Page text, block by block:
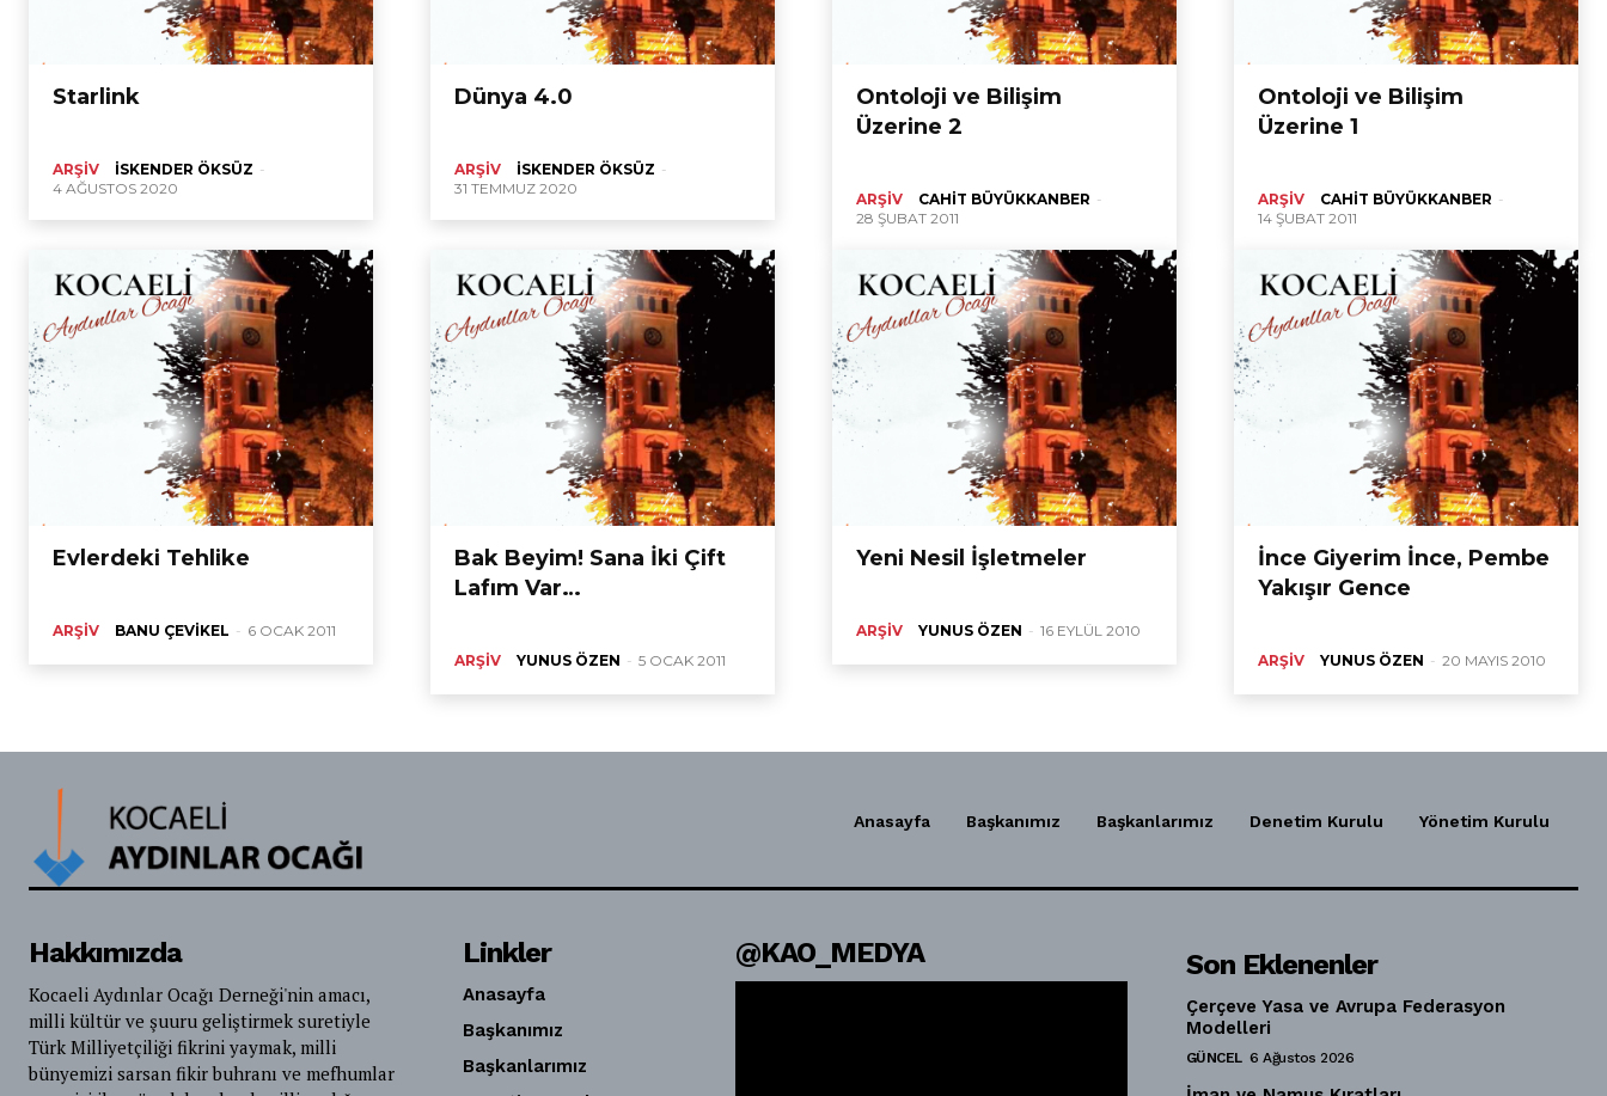
Starlink
ARŞIV İSKENDER ÖKSÜZ -
4 AĞUSTOS 2020
Dünya 4.0
ARŞIV İSKENDER ÖKSÜZ -
31 TEMMUZ 2020
Ontoloji ve Bilişim
Üzerine 2
ARŞIV CAHIT BÜYÜKKANBER -
28 ŞUBAT 2011
Ontoloji ve Bilişim
Üzerine 1
ARŞIV CAHIT BÜYÜKKANBER -
14 ŞUBAT 2011
Evlerdeki Tehlike
ARŞIV BANU ÇEVIKEL - 6 OCAK 2011
Bak Beyim! Sana İki Çift
Lafım Var…
ARŞIV YUNUS ÖZEN - 5 OCAK 2011
Yeni Nesil İşletmeler
ARŞIV YUNUS ÖZEN - 16 EYLÜL 2010
İnce Giyerim İnce, Pembe
Yakışır Gence
ARŞIV YUNUS ÖZEN - 20 MAYIS 2010
Anasayfa Başkanımız Başkanlarımız Denetim Kurulu Yönetim Kurulu
Hakkımızda
Kocaeli Aydınlar Ocağı Derneği'nin amacı,
milli kültür ve şuuru geliştirmek suretiyle
Türk Milliyetçiliği fikrini yaymak, milli
bünyemizi sarsan fikir buhranı ve mefhumlar
Linkler
Anasayfa
Başkanımız
Başkanlarımız
@KAO_MEDYA Son Eklenenler
Çerçeve Yasa ve Avrupa Federasyon
Modelleri
GÜNCEL 6 Ağustos 2026